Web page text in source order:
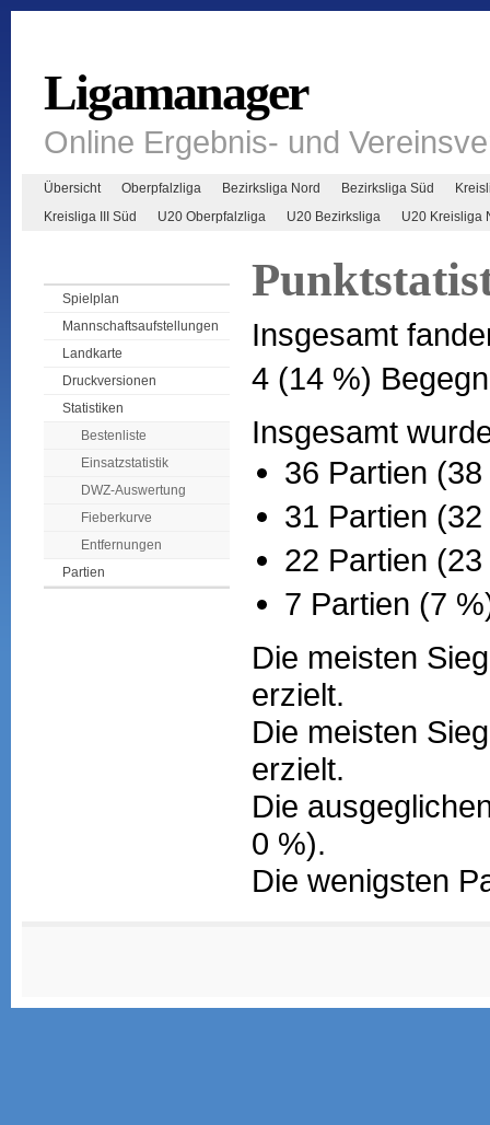
Ligamanager
Online Ergebnis- und
Übersicht Oberpfalzliga Bezirksliga Nord Bezirksliga Süd
Kreisliga III Süd
U20 Oberpfalzliga U20 Bezirksliga U20 Kreisliga
Spielplan
Mannschaftsaufstellungen
Landkarte
Druckversionen
Statistiken
Bestenliste
Einsatzstatistik
DWZ-Auswertung
Fieberkurve
Entfernungen
Partien
Insgesamt
4 (14 %)
Insgesamt
36 Partien
31 Partien
22 Partien
7 Partien (7
Die meisten
erzielt.
Die meisten
erzielt.
Die
0 %).
Die wenigsten